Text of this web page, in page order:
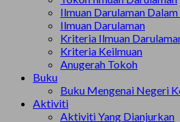
Ilmuan Darulaman Dalam
Ilmuan Darulaman
Kriteria Ilmuan
Kriteria Keilmuan
Anugerah Tokoh
Buku
Buku Mengenai Negeri
Aktiviti
Aktiviti Yang Dianjurkan